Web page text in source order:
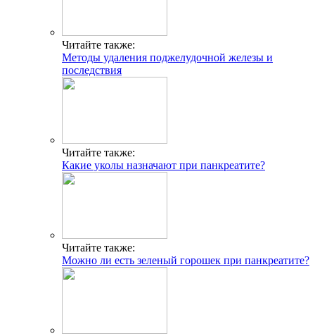
Читайте также:
Методы удаления поджелудочной железы и
последствия
Читайте также:
Какие уколы назначают при панкреатите?
Читайте также:
Можно ли есть зеленый горошек при панкреатите?